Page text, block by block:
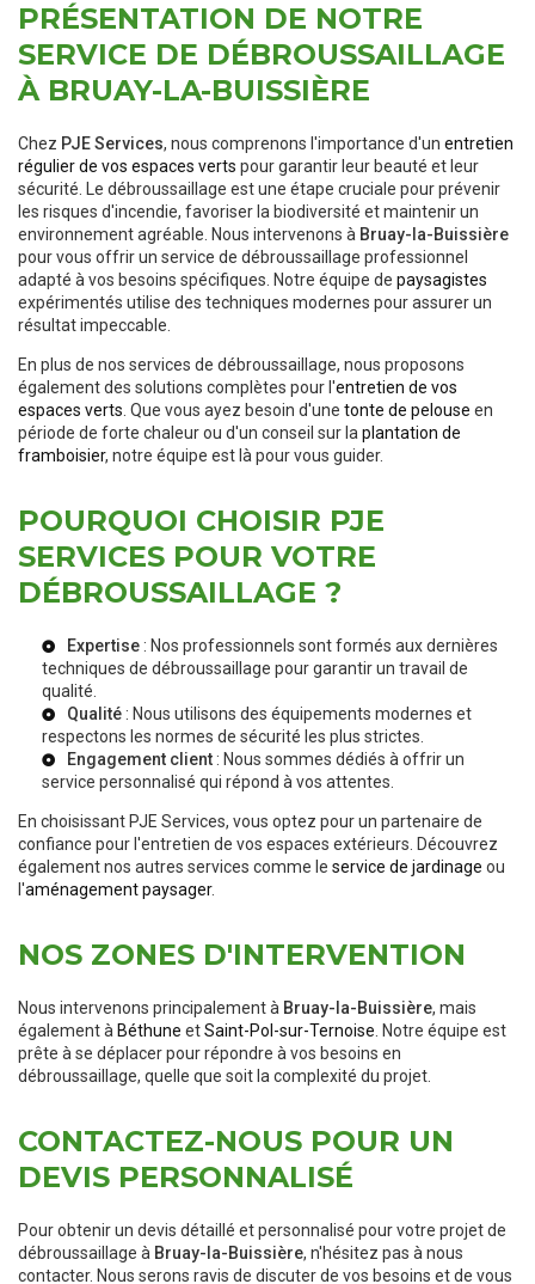
PRÉSENTATION DE NOTRE
SERVICE DE DÉBROUSSAILLAGE
À BRUAY-LA-BUISSIÈRE
Chez PJE Services, nous comprenons l'importance d'un entretien
régulier de vos espaces verts pour garantir leur beauté et leur
sécurité. Le débroussaillage est une étape cruciale pour prévenir
les risques d'incendie, favoriser la biodiversité et maintenir un
environnement agréable. Nous intervenons à Bruay-la-Buissière
pour vous offrir un service de débroussaillage professionnel
adapté à vos besoins spécifiques. Notre équipe de paysagistes
expérimentés utilise des techniques modernes pour assurer un
résultat impeccable.
En plus de nos services de débroussaillage, nous proposons
également des solutions complètes pour l'entretien de vos
espaces verts . Que vous ayez besoin d'une tonte de pelouse en
période de forte chaleur ou d'un conseil sur la plantation de
framboisier, notre équipe est là pour vous guider.
POURQUOI CHOISIR PJE
SERVICES POUR VOTRE
DÉBROUSSAILLAGE ?
Expertise : Nos professionnels sont formés aux dernières
techniques de débroussaillage pour garantir un travail de
qualité.
Qualité : Nous utilisons des équipements modernes et
respectons les normes de sécurité les plus strictes.
Engagement client : Nous sommes dédiés à offrir un
service personnalisé qui répond à vos attentes.
En choisissant PJE Services, vous optez pour un partenaire de
confiance pour l'entretien de vos espaces extérieurs. Découvrez
également nos autres services comme le service de jardinage ou
l'aménagement paysager.
NOS ZONES D'INTERVENTION
Nous intervenons principalement à Bruay-la-Buissière, mais
également à Béthune etSaint-Pol-sur-Ternoise . Notre équipe est
prête à se déplacer pour répondre à vos besoins en
débroussaillage, quelle que soit la complexité du projet.
CONTACTEZ-NOUS POUR UN
DEVIS PERSONNALISÉ
Pour obtenir un devis détaillé et personnalisé pour votre projet de
débroussaillage à Bruay-la-Buissière, n'hésitez pas à nous
contacter. Nous serons ravis de discuter de vos besoins et de vous